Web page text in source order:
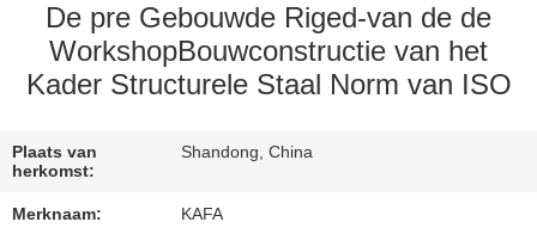
OVER
ONS
FABRIEKSTOUR
De pre Gebouwde Riged-van de de
WorkshopBouwconstructie van het
Kader Structurele Staal Norm van ISO
Plaats van
herkomst:
Shandong, China
Merknaam: KAFA